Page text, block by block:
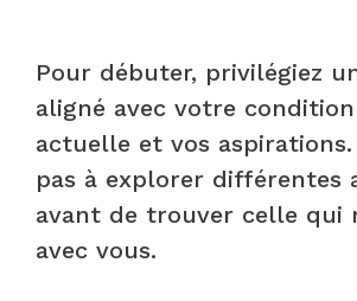
Pour débuter, privilégiez
aligné avec votre
actuelle et vos aspirations.
pas à explorer différentes
avant de trouver celle qui
avec vous.